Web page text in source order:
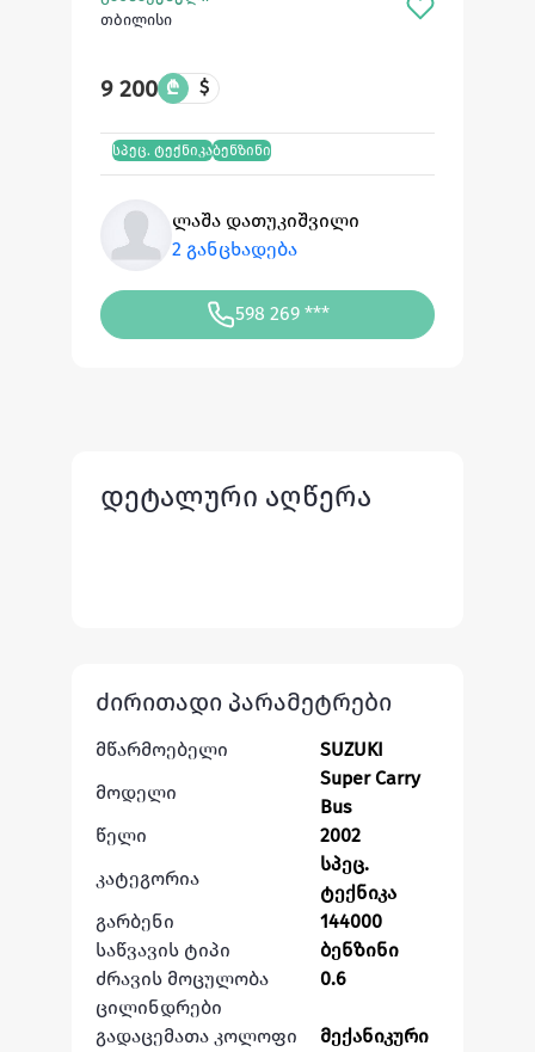
თბილისი
9 200 ₾ $
სპეც. ტექნიკაბენზინი
ლაშა დათუკიშვილი
2 განცხადება
598 269 ***
დეტალური აღწერა
ძირითადი პარამეტრები
მწარმოებელი
SUZUKI
მოდელი
Super Carry
Bus
წელი
2002
კატეგორია
სპეც.
ტექნიკა
გარბენი
144000
საწვავის ტიპი
ბენზინი
ძრავის მოცულობა
0.6
ცილინდრები
გადაცემათა კოლოფი
მექანიკური